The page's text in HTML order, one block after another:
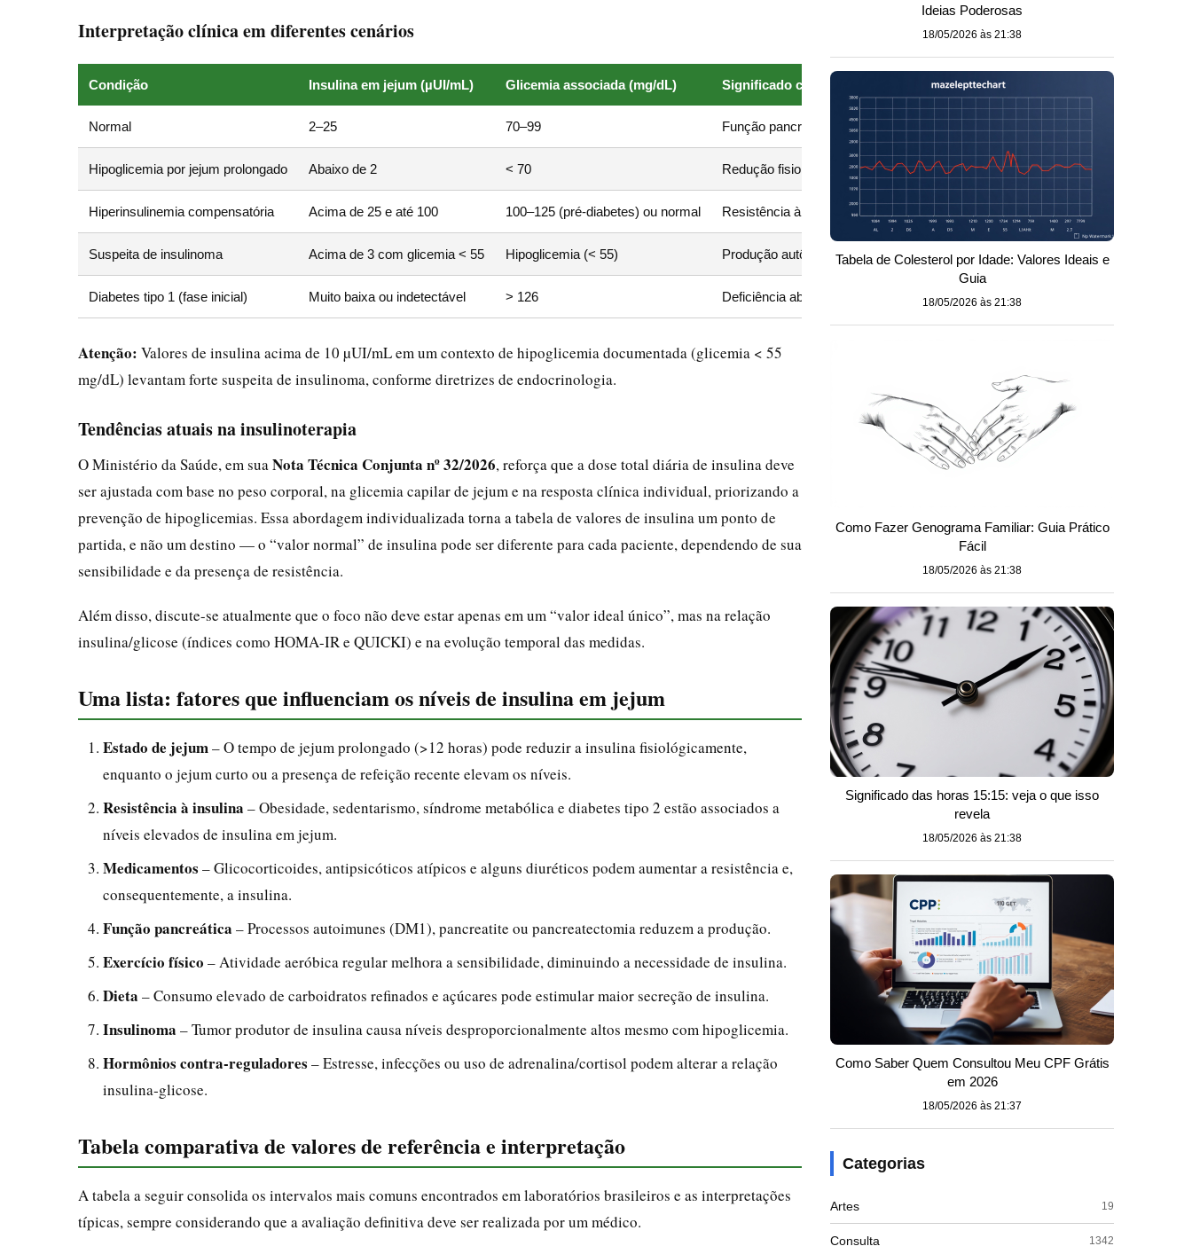
Interpretação clínica em diferentes cenários
Condição Insulina em jejum (µUI/mL) Glicemia associada (mg/dL) Significado clínico
Normal 2–25 70–99 Função pancreática e sensibilidade à insulina preservadas
Hipoglicemia por jejum prolongado Abaixo de 2 < 70 Redução fisiológica da secreção de insulina
Hiperinsulinemia compensatória Acima de 25 e até 100 100–125 (pré-diabetes) ou normal Resistência à insulina; pâncreas tenta manter a glicemia normal
Suspeita de insulinoma Acima de 3 com glicemia < 55 Hipoglicemia (< 55) Produção autônoma de insulina; exige investigação adicional
Diabetes tipo 1 (fase inicial) Muito baixa ou indetectável > 126 Deficiência absoluta de insulina
Atenção: Valores de insulina acima de 10 µUI/mL em um contexto de hipoglicemia documentada (glicemia < 55
mg/dL) levantam forte suspeita de insulinoma, conforme diretrizes de endocrinologia.
Tendências atuais na insulinoterapia
O Ministério da Saúde, em sua Nota Técnica Conjunta nº 32/2026, reforça que a dose total diária de insulina deve
ser ajustada com base no peso corporal, na glicemia capilar de jejum e na resposta clínica individual, priorizando a
prevenção de hipoglicemias. Essa abordagem individualizada torna a tabela de valores de insulina um ponto de
partida, e não um destino — o “valor normal” de insulina pode ser diferente para cada paciente, dependendo de sua
sensibilidade e da presença de resistência.
Além disso, discute-se atualmente que o foco não deve estar apenas em um “valor ideal único”, mas na relação
insulina/glicose (índices como HOMA-IR e QUICKI) e na evolução temporal das medidas.
Uma lista: fatores que influenciam os níveis de insulina em jejum
Estado de jejum– O tempo de jejum prolongado (>12 horas) pode reduzir a insulina fisiológicamente,
enquanto o jejum curto ou a presença de refeição recente elevam os níveis.
Resistência à insulina – Obesidade, sedentarismo, síndrome metabólica e diabetes tipo 2 estão associados a
níveis elevados de insulina em jejum.
Medicamentos – Glicocorticoides, antipsicóticos atípicos e alguns diuréticos podem aumentar a resistência e,
consequentemente, a insulina.
Função pancreática – Processos autoimunes (DM1), pancreatite ou pancreatectomia reduzem a produção.
Exercício físico – Atividade aeróbica regular melhora a sensibilidade, diminuindo a necessidade de insulina.
Dieta – Consumo elevado de carboidratos refinados e açúcares pode estimular maior secreção de insulina.
Insulinoma – Tumor produtor de insulina causa níveis desproporcionalmente altos mesmo com hipoglicemia.
Hormônios contra‑reguladores – Estresse, infecções ou uso de adrenalina/cortisol podem alterar a relação
insulina‑glicose.
Tabela comparativa de valores de referência e interpretação
A tabela a seguir consolida os intervalos mais comuns encontrados em laboratórios brasileiros e as interpretações
típicas, sempre considerando que a avaliação definitiva deve ser realizada por um médico.
Ideias Poderosas
18/05/2026 às 21:38
Tabela de Colesterol por Idade: Valores Ideais e
Guia
18/05/2026 às 21:38
Como Fazer Genograma Familiar: Guia Prático
Fácil
18/05/2026 às 21:38
Significado das horas 15:15: veja o que isso
revela
18/05/2026 às 21:38
Como Saber Quem Consultou Meu CPF Grátis
em 2026
18/05/2026 às 21:37
Categorias
Artes 19
Consulta 1342